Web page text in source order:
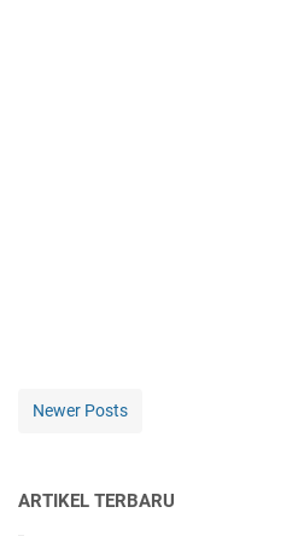
Newer Posts
ARTIKEL TERBARU